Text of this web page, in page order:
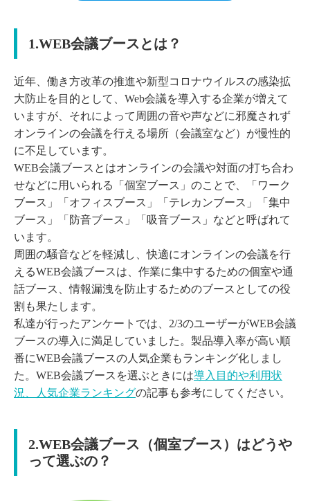
1.WEB会議ブースとは？
近年、働き方改革の推進や新型コロナウイルスの感染拡
大防止を目的として、Web会議を導入する企業が増えて
いますが、それによって周囲の音や声などに邪魔されず
オンラインの会議を行える場所（会議室など）が慢性的
に不足しています。
WEB会議ブースとはオンラインの会議や対面の打ち合わ
せなどに用いられる「個室ブース」のことで、「ワーク
ブース」「オフィスブース」「テレカンブース」「集中
ブース」「防音ブース」「吸音ブース」などと呼ばれて
います。
周囲の騒音などを軽減し、快適にオンラインの会議を行
えるWEB会議ブースは、作業に集中するための個室や通
話ブース、情報漏洩を防止するためのブースとしての役
割も果たします。
私達が行ったアンケートでは、2/3のユーザーがWEB会議
ブースの導入に満足していました。製品導入率が高い順
番にWEB会議ブースの人気企業もランキング化しまし
た。WEB会議ブースを選ぶときには導入目的や利用状
況、人気企業ランキングの記事も参考にしてください。
2.WEB会議ブース （個室ブース） はどうや
って選ぶの？